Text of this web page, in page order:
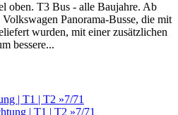
oben. T3 Bus - alle Baujahre. Ab
Panorama-Busse, die mit
wurden, mit einer zusätzlichen
bessere...
| T1 | T2 »7/71